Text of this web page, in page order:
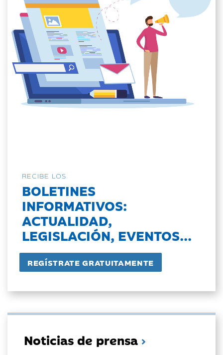
RECIBE LOS
BOLETINES
INFORMATIVOS:
ACTUALIDAD,
LEGISLACIÓN, EVENTOS...
Noticias de prensa